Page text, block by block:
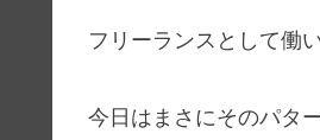
フリーランスとして働
今日はまさにそのパタ